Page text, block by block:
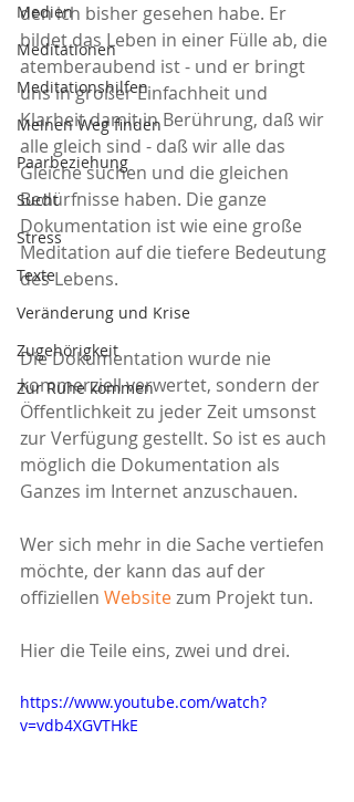
Medien
Meditationen
Meditationshilfen
Meinen Weg finden
Paarbeziehung
Sucht
Stress
Texte
Veränderung und Krise
Zugehörigkeit
Zur Ruhe kommen
den ich bisher gesehen habe. Er
bildet das Leben in einer Fülle ab, die
atemberaubend ist - und er bringt
uns in großer Einfachheit und
Klarheit damit in Berührung, daß wir
alle gleich sind - daß wir alle das
Gleiche suchen und die gleichen
Bedürfnisse haben. Die ganze
Dokumentation ist wie eine große
Meditation auf die tiefere Bedeutung
des Lebens.
Die Dokumentation wurde nie
kommerziell verwertet, sondern der
Öffentlichkeit zu jeder Zeit umsonst
zur Verfügung gestellt. So ist es auch
möglich die Dokumentation als
Ganzes im Internet anzuschauen.
Wer sich mehr in die Sache vertiefen
möchte, der kann das auf der
offiziellen Websitezum Projekt tun.
Hier die Teile eins, zwei und drei.
https://www.youtube.com/watch?
v=vdb4XGVTHkE